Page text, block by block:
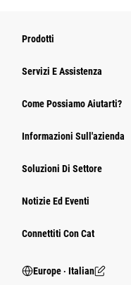
Prodotti
Servizi E Assistenza
Come Possiamo Aiutarti?
Informazioni Sull'azienda
Soluzioni Di Settore
Notizie Ed Eventi
Connettiti Con Cat
Europe ‧ Italian